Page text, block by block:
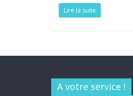
Lire la suite
A votre service !